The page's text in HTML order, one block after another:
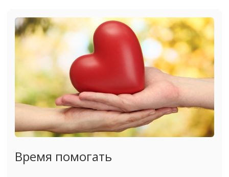
Время помогать